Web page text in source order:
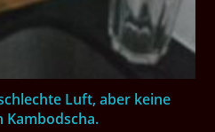
Luft, aber keine
Kambodscha.